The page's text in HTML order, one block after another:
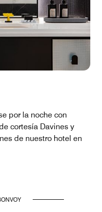
por la noche con
cortesía Davines y
de nuestro hotel en